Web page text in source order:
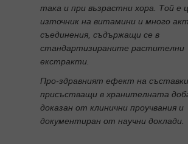
така и при възрастни хора. Той е
източник на витамини и много
съединения, съдържащи се в
стандартизираните растителни
екстракти.
Про-здравният ефект на
присъстващи в хранителната
доказан от клинични проучвания и
документиран от научни доклади.